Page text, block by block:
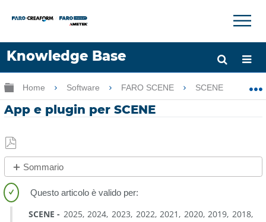
Knowledge Base
Lingua
Chiedere aiuto Accesso
×
Ingrandisci/riduci gerarchia globale
Home Software FARO SCENE SCENE
App e plugin per SCENE
Salva
come
PDF
Sommario
and
SCENE 2025 2024 2023 2022 2021 2020 2019 2018